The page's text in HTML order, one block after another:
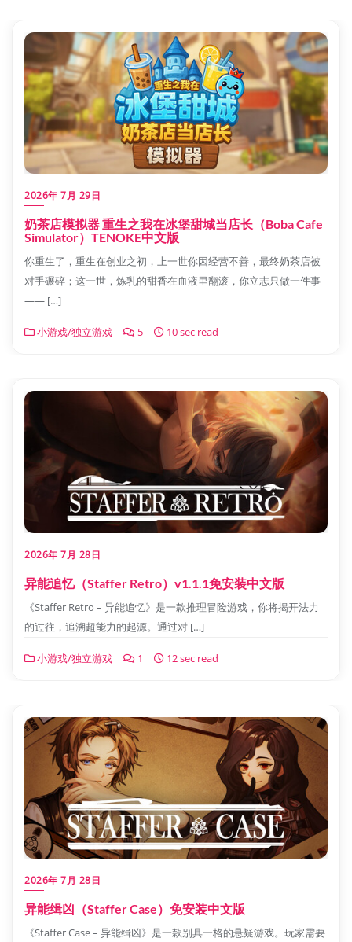
2026年 7月 29日
奶茶店模拟器 重生之我在冰堡甜城当店长（Boba Cafe
Simulator）TENOKE中文版
你重生了，重生在创业之初，上一世你因经营不善，最终奶茶店被
对手碾碎；这一世，炼乳的甜香在血液里翻滚，你立志只做一件事
—— […]
小游戏/独立游戏 5 10 sec read
2026年 7月 28日
异能追忆（Staffer Retro）v1.1.1免安装中文版
《Staffer Retro – 异能追忆》是一款推理冒险游戏，你将揭开法力
的过往，追溯超能力的起源。通过对 […]
小游戏/独立游戏 1 12 sec read
2026年 7月 28日
异能缉凶（Staffer Case）免安装中文版
《Staffer Case – 异能缉凶》是一款别具一格的悬疑游戏。玩家需要